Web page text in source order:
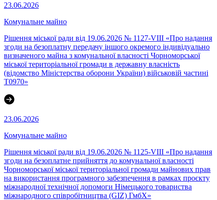
23.06.2026
Комунальне майно
Рішення міської ради від 19.06.2026 № 1127-VIII «Про надання
згоди на безоплатну передачу іншого окремого індивідуально
визначеного майна з комунальної власності Чорноморської
міської територіальної громади в державну власність
(відомство Міністерства оборони України) військовій частині
Т0970»
23.06.2026
Комунальне майно
Рішення міської ради від 19.06.2026 № 1125-VIII «Про надання
згоди на безоплатне прийняття до комунальної власності
Чорноморської міської територіальної громади майнових прав
на використання програмного забезпечення в рамках проєкту
міжнародної технічної допомоги Німецького товариства
міжнародного співробітництва (GIZ) ГмбХ»